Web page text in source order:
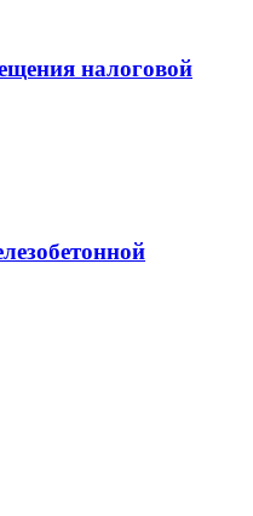
налоговой